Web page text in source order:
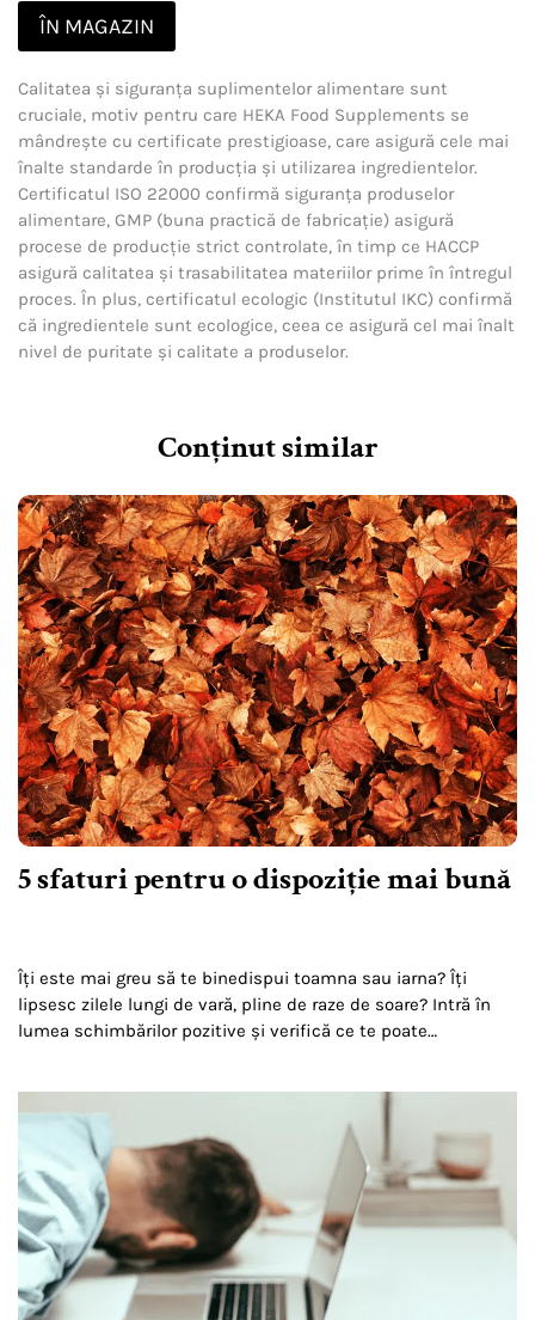
ÎN MAGAZIN
Calitatea și siguranța suplimentelor alimentare sunt
cruciale, motiv pentru care HEKA Food Supplements se
mândrește cu certificate prestigioase, care asigură cele mai
înalte standarde în producția și utilizarea ingredientelor.
Certificatul ISO 22000 confirmă siguranța produselor
alimentare, GMP (buna practică de fabricație) asigură
procese de producție strict controlate, în timp ce HACCP
asigură calitatea și trasabilitatea materiilor prime în întregul
proces. În plus, certificatul ecologic (Institutul IKC) confirmă
că ingredientele sunt ecologice, ceea ce asigură cel mai înalt
nivel de puritate și calitate a produselor.
Conținut similar
5 sfaturi pentru o dispoziție mai bună
Îți este mai greu să te binedispui toamna sau iarna? Îți
lipsesc zilele lungi de vară, pline de raze de soare? Intră în
lumea schimbărilor pozitive și verifică ce te poate